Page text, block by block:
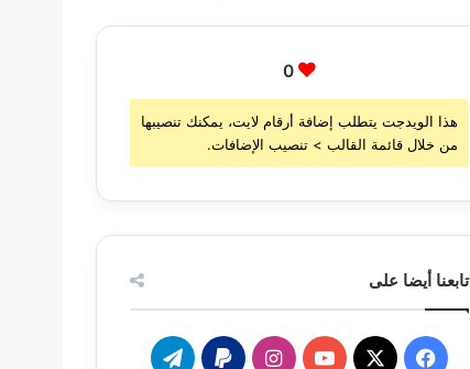
0
هذا الويدجت يتطلب إضافة أرقام لايت، يمكنك تنصيبها
من خلال قائمة القالب > تنصيب الإضافات.
تابعنا أيضا على
فيسبوك
‫X
‫YouTubeانستقرام
‏Paypal تيلقرام